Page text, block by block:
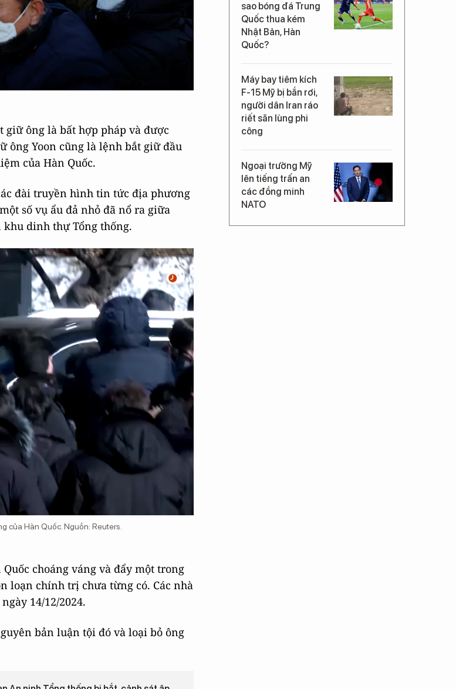
giữ ông là bất hợp pháp và được
ông Yoon cũng là lệnh bắt giữ đầu
của Hàn Quốc.
đài truyền hình tin tức địa phương
số vụ ẩu đả nhỏ đã nổ ra giữa
dinh thự Tổng thống.
của Hàn Quốc. Nguồn: Reuters.
choáng váng và đẩy một trong
loạn chính trị chưa từng có. Các nhà
14/12/2024.
bản luận tội đó và loại bỏ ông
sao bóng đá Trung
Quốc thua kém
Nhật Bản, Hàn
Quốc?
Máy bay tiêm kích
F-15 Mỹ bị bắn rơi,
người dân Iran ráo
riết săn lùng phi
công
Ngoại trưởng Mỹ
lên tiếng trấn an
các đồng minh
NATO